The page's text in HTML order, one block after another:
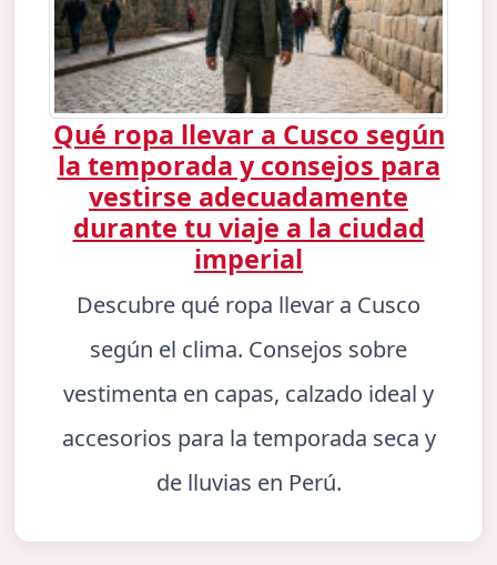
Qué ropa llevar a Cusco según
la temporada y consejos para
vestirse adecuadamente
durante tu viaje a la ciudad
imperial
Descubre qué ropa llevar a Cusco
según el clima. Consejos sobre
vestimenta en capas, calzado ideal y
accesorios para la temporada seca y
de lluvias en Perú.